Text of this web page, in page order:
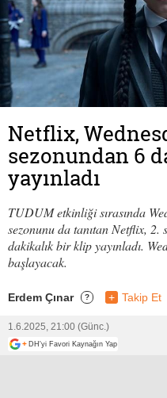
Netflix,
sezonundan 6
yayınladı
TUDUM etkinliği sırasında
sezonunu da tanıtan Netflix, 2.
dakikalık bir klip yayınladı.
başlayacak.
Erdem Çınar ? + Takip Et
1.6.2025, 21:00 (Günc.)
+ DH'yi Favori Kaynağın Yap